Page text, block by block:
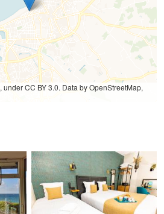
, under CC BY 3.0. Data by OpenStreetMap,